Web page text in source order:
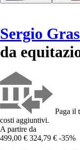
Sergio
da
Paga il
costi aggiuntivi.
A partire da
499,00 € 324,79 € -35%